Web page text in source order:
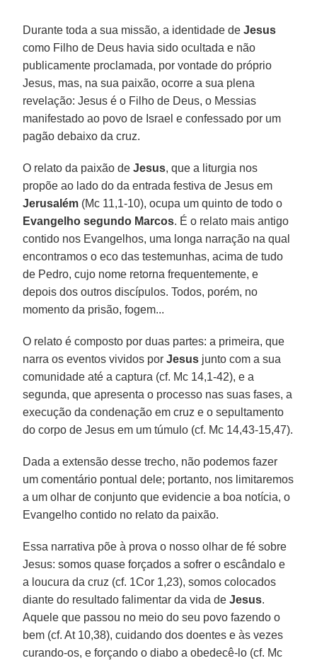
Durante toda a sua missão, a identidade deJesus
como Filho de Deus havia sido ocultada e não
publicamente proclamada, por vontade do próprio
Jesus, mas, na sua paixão, ocorre a sua plena
revelação: Jesus é o Filho de Deus, o Messias
manifestado ao povo de Israel e confessado por um
pagão debaixo da cruz.
O relato da paixão deJesus, que a liturgia nos
propõe ao lado do da entrada festiva de Jesus em
Jerusalém (Mc 11,1-10), ocupa um quinto de todo o
Evangelho segundo Marcos. É o relato mais antigo
contido nos Evangelhos, uma longa narração na qual
encontramos o eco das testemunhas, acima de tudo
de Pedro, cujo nome retorna frequentemente, e
depois dos outros discípulos. Todos, porém, no
momento da prisão, fogem...
O relato é composto por duas partes: a primeira, que
narra os eventos vividos porJesus junto com a sua
comunidade até a captura (cf. Mc 14,1-42), e a
segunda, que apresenta o processo nas suas fases, a
execução da condenação em cruz e o sepultamento
do corpo de Jesus em um túmulo (cf. Mc 14,43-15,47).
Dada a extensão desse trecho, não podemos fazer
um comentário pontual dele; portanto, nos limitaremos
a um olhar de conjunto que evidencie a boa notícia, o
Evangelho contido no relato da paixão.
Essa narrativa põe à prova o nosso olhar de fé sobre
Jesus: somos quase forçados a sofrer o escândalo e
a loucura da cruz (cf. 1Cor 1,23), somos colocados
diante do resultado falimentar da vida deJesus.
Aquele que passou no meio do seu povo fazendo o
bem (cf. At 10,38), cuidando dos doentes e às vezes
curando-os, e forçando o diabo a obedecê-lo (cf. Mc